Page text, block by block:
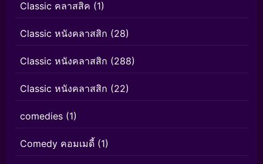
Classic คลาสสิค (1)
Classic หนังคลาสสิก (28)
Classic หนังคลาสสิก (288)
Classic หนังคลาสสิก (22)
comedies (1)
Comedy คอมเมดี้ (1)